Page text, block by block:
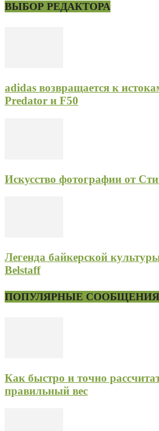
ВЫБОР РЕДАКТОРА
adidas возвращается к
Predator и F50
Искусство фотографии от
Легенда байкерской
Belstaff
ПОПУЛЯРНЫЕ СООБЩЕНИЯ
Как быстро и точно
правильный вес